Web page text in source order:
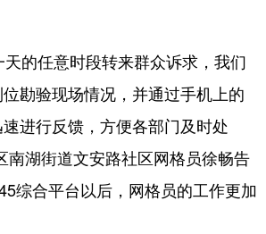
的任意时段转来群众诉求，我们
勘验现场情况，并通过手机上的
进行反馈，方便各部门及时处
南湖街道文安路社区网格员徐畅告
综合平台以后，网格员的工作更加